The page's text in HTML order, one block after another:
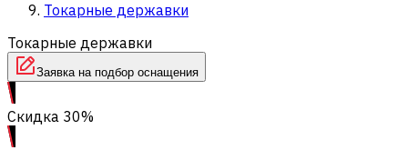
Токарные державки
Токарные державки
Заявка на подбор оснащения
Скидка 30%